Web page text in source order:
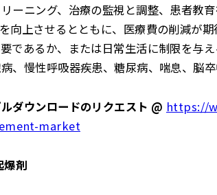
ーニング、治療の監視と調整、患者教
向上させるとともに、医療費の削減が
であるか、または日常生活に制限を与
、慢性呼吸器疾患、糖尿病、喘息、脳卒
ダウンロードのリクエスト @ https://
market
爆剤